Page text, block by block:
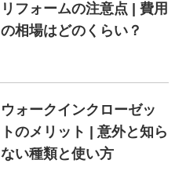
リフォームの注意点 | 費用
の相場はどのくらい？
ウォークインクローゼッ
トのメリット | 意外と知ら
ない種類と使い方